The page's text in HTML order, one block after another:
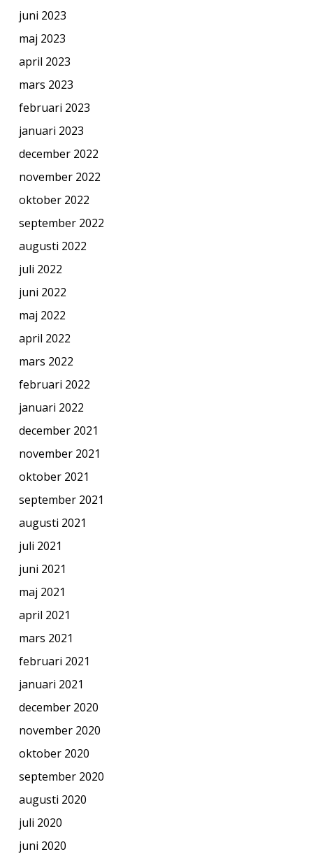
juni 2023
maj 2023
april 2023
mars 2023
februari 2023
januari 2023
december 2022
november 2022
oktober 2022
september 2022
augusti 2022
juli 2022
juni 2022
maj 2022
april 2022
mars 2022
februari 2022
januari 2022
december 2021
november 2021
oktober 2021
september 2021
augusti 2021
juli 2021
juni 2021
maj 2021
april 2021
mars 2021
februari 2021
januari 2021
december 2020
november 2020
oktober 2020
september 2020
augusti 2020
juli 2020
juni 2020